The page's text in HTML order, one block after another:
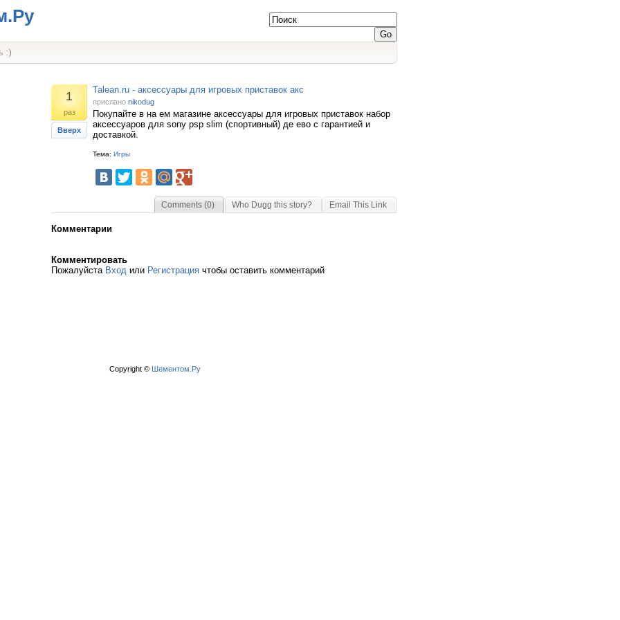
:)
1
раз
Вверх
Talean.ru - аксессуары для игровых приставок акс
прислано nikodug
Покупайте в на ем магазине аксессуары для игровых приставок набор
аксессуаров для sony psp slim (спортивный) де ево с гарантией и
доставкой.
Тема: Игры
Comments (0) Who Dugg this story? Email This Link
Комментарии
Комментировать
Пожалуйста Вход или Регистрация чтобы оставить комментарий
Copyright © Шементом.Ру